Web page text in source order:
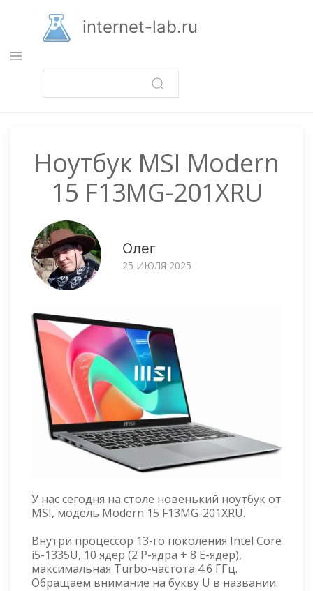
основному
содержанию
internet-lab.ru
Ноутбук MSI Modern
15 F13MG-201XRU
Олег
25 ИЮЛЯ 2025
У нас сегодня на столе новенький ноутбук от
MSI, модель Modern 15 F13MG-201XRU.
Внутри процессор 13-го поколения Intel Core
i5-1335U, 10 ядер (2 P-ядра + 8 E-ядер),
максимальная Turbo-частота 4.6 ГГц.
Обращаем внимание на букву U в названии.